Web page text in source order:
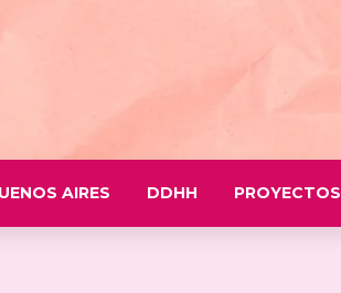
AIRES DDHH PROYECTOS